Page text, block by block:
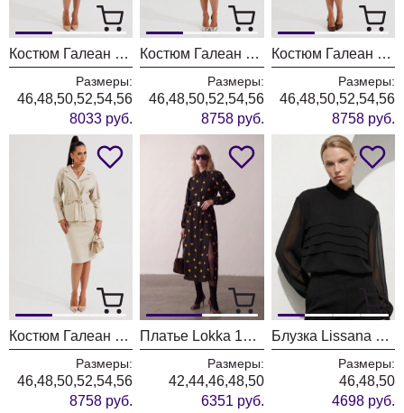
Костюм Галеан Cтиль 990 светло-коричневый
Размеры:
46,48,50,52,54,56
8033 руб.
Костюм Галеан Cтиль 961 серый
Размеры:
46,48,50,52,54,56
8758 руб.
Костюм Галеан Cтиль 961 коричневый
Размеры:
46,48,50,52,54,56
8758 руб.
Костюм Галеан Cтиль 961 бежевый
Размеры:
46,48,50,52,54,56
8758 руб.
Платье Lokka 1976 черный
Размеры:
42,44,46,48,50
6351 руб.
Блузка Lissana 5058 черный
Размеры:
46,48,50
4698 руб.